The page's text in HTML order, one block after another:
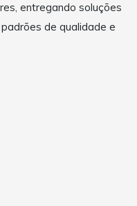
entregando soluções
de qualidade e